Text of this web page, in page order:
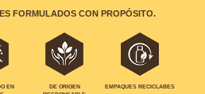
FORMULADOS CON PROPÓSITO.
EN
DE ORIGEN
EMPAQUES RECICLABES